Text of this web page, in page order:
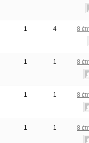
1 4 8
1 1 8
1 1 8
1 1 8